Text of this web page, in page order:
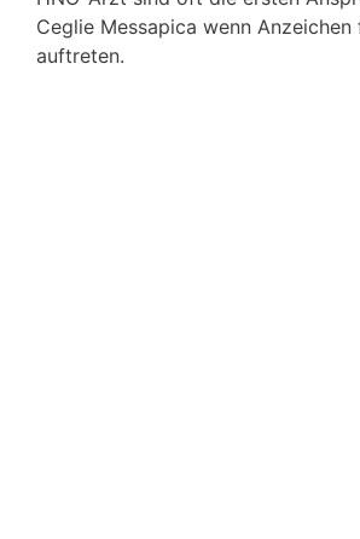
Ceglie Messapica wenn
auftreten.